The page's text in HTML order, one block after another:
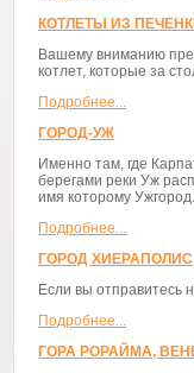
КОТЛЕТЫ ИЗ
Вашему вниманию
котлет, которые за
Подробнее...
ГОРОД-УЖ
Именно там, где
берегами реки Уж
имя которому Ужгород.
Подробнее...
ГОРОД ХИЕРАПОЛИС
Если вы отправитесь
Подробнее...
ГОРА РОРАЙМА,